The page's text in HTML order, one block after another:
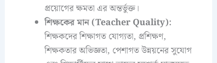
প্রয়োগের ক্ষমতা এর অন্তর্ভুক্ত।
শিক্ষকের মান (Teacher Quality):
শিক্ষকদের শিক্ষাগত যোগ্যতা, প্রশিক্ষণ,
শিক্ষকতার অভিজ্ঞতা, পেশাগত উন্নয়নের সুযোগ